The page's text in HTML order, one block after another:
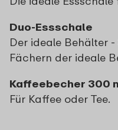
Duo-Essschale
Der ideale Behälter
Fächern der ideale
Kaffeebecher 300
Für Kaffee oder Tee.